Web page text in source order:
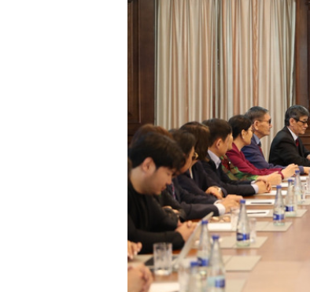
ТӨЛӨӨЛӨГЧИЙН
ОРЛОГО
ХУВИАР ТАТВАР